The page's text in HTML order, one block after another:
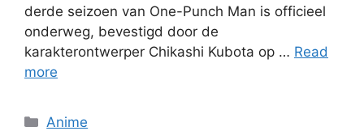
derde seizoen van One-Punch Man is officieel
onderweg, bevestigd door de
karakterontwerper Chikashi Kubota op … Read
more
Categories
Anime